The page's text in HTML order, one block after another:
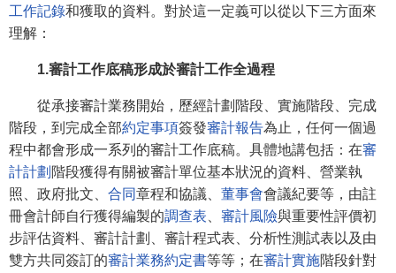
工作記錄和獲取的資料。對於這一定義可以從以下三方面來
理解：
1.審計工作底稿形成於審計工作全過程
從承接審計業務開始，歷經計劃階段、實施階段、完成
階段，到完成全部約定事項簽發審計報告為止，任何一個過
程中都會形成一系列的審計工作底稿。具體地講包括：在審
計計劃 階段獲得有關被審計單位基本狀況的資料、營業執
照、政府批文、 合同章程和協議、 董事會會議紀要等，由註
冊會計師自行獲得編製的調查表 審計風險與重要性評價初
步評估資料、審計計劃、審計程式表、分析性測試表以及由
雙方共同簽訂的審計業務約定書等等；在審計實施階段針對